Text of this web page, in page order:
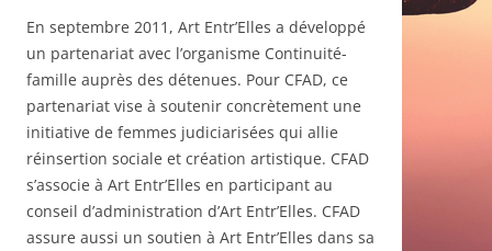
En septembre 2011, Art Entr’Elles a développé
un partenariat avec l’organisme Continuité-
famille auprès des détenues. Pour CFAD, ce
partenariat vise à soutenir concrètement une
initiative de femmes judiciarisées qui allie
réinsertion sociale et création artistique. CFAD
s’associe à Art Entr’Elles en participant au
conseil d’administration d’Art Entr’Elles. CFAD
assure aussi un soutien à Art Entr’Elles dans sa